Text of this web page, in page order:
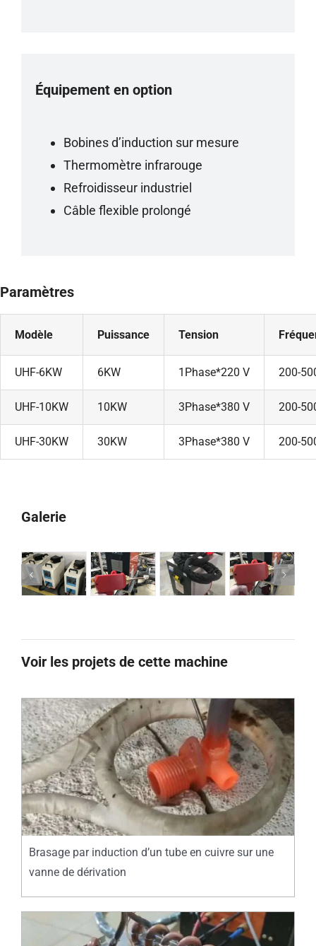
Équipement en option
Bobines d’induction sur mesure
Thermomètre infrarouge
Refroidisseur industriel
Câble flexible prolongé
Paramètres
Modèle Puissance Tension
UHF-6KW 6KW 1Phase*220 V 200-
UHF-10KW 10KW 3Phase*380 V 200-
UHF-30KW 30KW 3Phase*380 V 200-
Galerie
Voir les projets de cette machine
Brasage par induction d’un tube en cuivre sur une
vanne de dérivation